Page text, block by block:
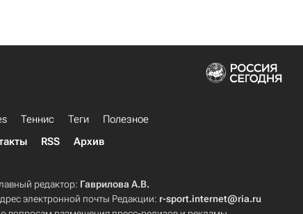
Теннис Теги
Полезное
RSS Архив
редактор: Гаврилова А.В.
электронной почты Редакции: r-sport.internet@ria.ru